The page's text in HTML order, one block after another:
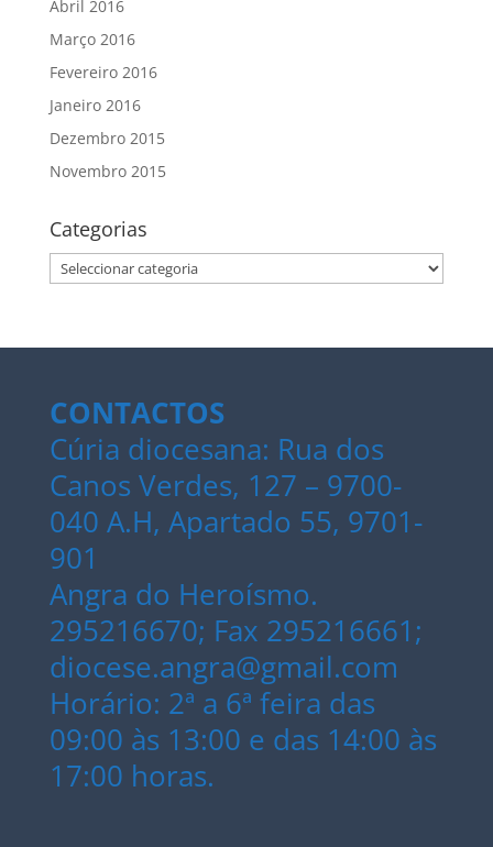
Abril 2016
Março 2016
Fevereiro 2016
Janeiro 2016
Dezembro 2015
Novembro 2015
Categorias
Categorias
CONTACTOS
Cúria diocesana: Rua dos
Canos Verdes, 127 – 9700-
040 A.H, Apartado 55, 9701-
901
Angra do Heroísmo.
295216670; Fax 295216661;
diocese.angra@gmail.com
Horário: 2ª a 6ª feira das
09:00 às 13:00 e das 14:00 às
17:00 horas.